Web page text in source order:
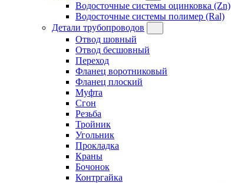
Водосточные системы оцинковка (Zn)
Водосточные системы полимер (Ral)
Детали трубопроводов
Отвод шовный
Отвод бесшовный
Переход
Фланец воротниковый
Фланец плоский
Муфта
Сгон
Резьба
Тройник
Угольник
Прокладка
Краны
Бочонок
Контргайка